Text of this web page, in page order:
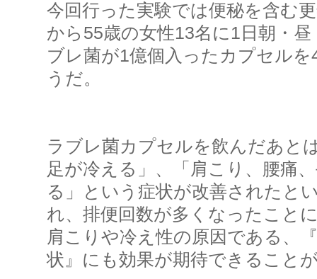
今回行った実験では便秘を含む
から55歳の女性13名に1日朝・
ブレ菌が1億個入ったカプセル
うだ。
ラブレ菌カプセルを飲んだあと
足が冷える」、「肩こり、腰痛
る」という症状が改善されたと
れ、排便回数が多くなったこと
肩こりや冷え性の原因である、
状』にも効果が期待できること